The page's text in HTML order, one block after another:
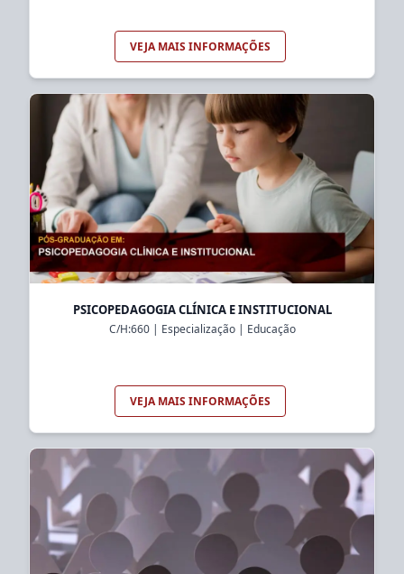
VEJA MAIS INFORMAÇÕES
PSICOPEDAGOGIA CLÍNICA E INSTITUCIONAL
C/H:660| Especialização| Educação
VEJA MAIS INFORMAÇÕES